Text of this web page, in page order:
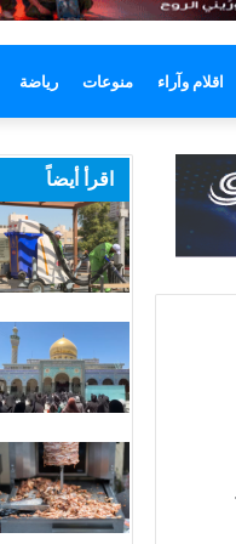
اقلام وآراء منوعات رياضة
اقرأ أيضاً